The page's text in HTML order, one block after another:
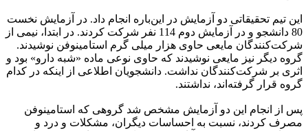
این تیم تحقیقاتی دو آزمایش در این‌باره انجام داد. در آزمایش نخست
80 دانشجو و در آزمایش دوم 114 نفر شرکت کردند. در ابتدا، نیمی از
شرکت‌کنندگان مایعی حاوی هزار میلی گرم استامینوفن نوشیدند.
گروه دیگر نیز مایعی نوشیدند که حاوی نوعی ماده «شبه دارو» بود و
اثری بر شرکت‌کنندگان نداشت. دانشجویان اطلاعی از اینکه در کدام
گروه قرار گرفته‌اند، نداشتند.
پس از انجام این دو آزمایش مشخص شد گروهی که استامینوفن
مصرف کردند، نسبت به احساسات دیگران، مشکلات و درد و